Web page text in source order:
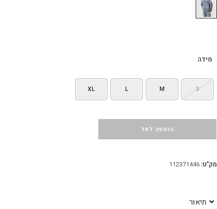
מידה
S
M
L
XL
הוספה לסל
מק"ט: 112371446
תיאור